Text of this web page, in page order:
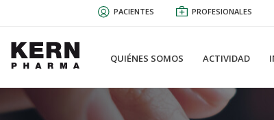
PACIENTES PROFESIONALES
QUIÉNES SOMOS ACTIVIDAD